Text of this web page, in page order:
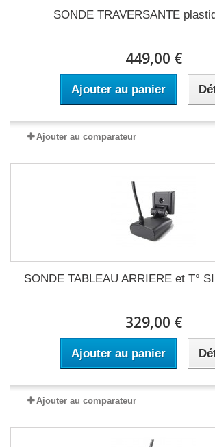
SONDE TRAVERSANTE
449,00 €
Ajouter au panier
Ajouter au comparateur
SONDE TABLEAU ARRIERE et T°
329,00 €
Ajouter au panier
Ajouter au comparateur